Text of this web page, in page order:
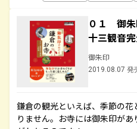
０１ 御
十三観音
御朱印
2019.08.07 発
鎌倉の観光といえば、季節の
りません。お寺には御朱印が